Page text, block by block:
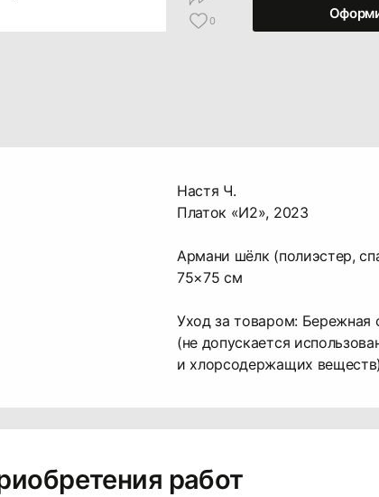
0
Настя Ч.
Платок «И2», 2023
Армани шёлк (полиэстер,
75×75 см
Уход за товаром: Бережная
(не допускается
и хлорсодержащих веществ)
работ